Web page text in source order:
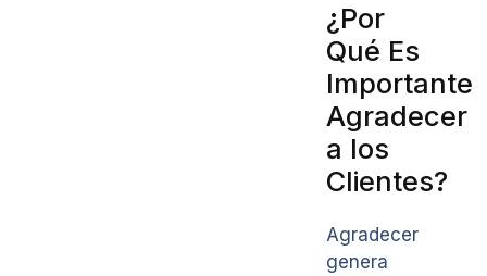
¿Por
Qué Es
Importante
Agradecer
a los
Clientes?
Agradecer
genera